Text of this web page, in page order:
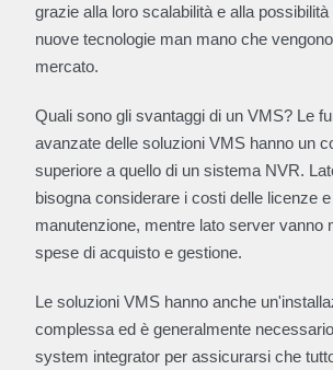
grazie alla loro scalabilità e alla
nuove tecnologie man mano che
mercato.
Quali sono gli svantaggi di un VMS? Le
avanzate delle soluzioni VMS hanno un
superiore a quello di un sistema NVR.
bisogna considerare i costi delle licenze
manutenzione, mentre lato server vanno
spese di acquisto e gestione.
Le soluzioni VMS hanno anche
complessa ed è generalmente
system integrator per assicurarsi che